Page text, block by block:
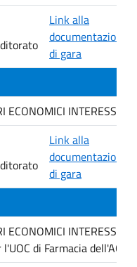
Link alla
documentazione
di gara
ECONOMICI
Link alla
documentazione
di gara
ECONOMICI
di Farmacia